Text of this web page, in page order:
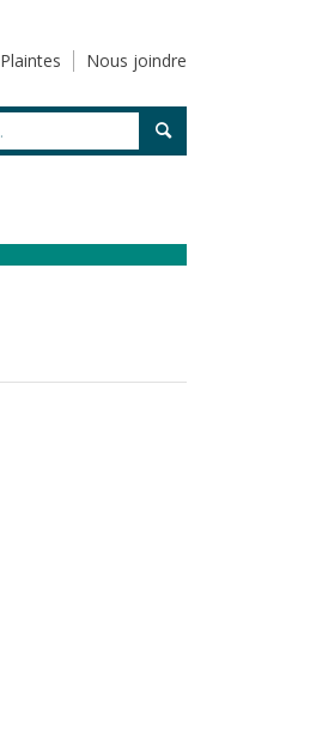
Plaintes Nous joindre